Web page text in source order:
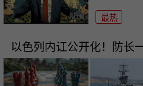
最热
以色列内讧公开化！防长